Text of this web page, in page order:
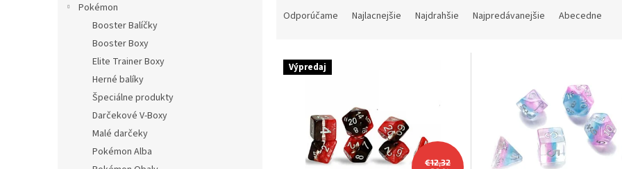
Pokémon
Booster Balíčky
Booster Boxy
Elite Trainer Boxy
Herné balíky
Špeciálne produkty
Darčekové V-Boxy
Malé darčeky
Pokémon Alba
n
Odporúčame Najlacnejšie Najdrahšie Najpredávanejšie Abecedne
V Výpredaj
€12,32